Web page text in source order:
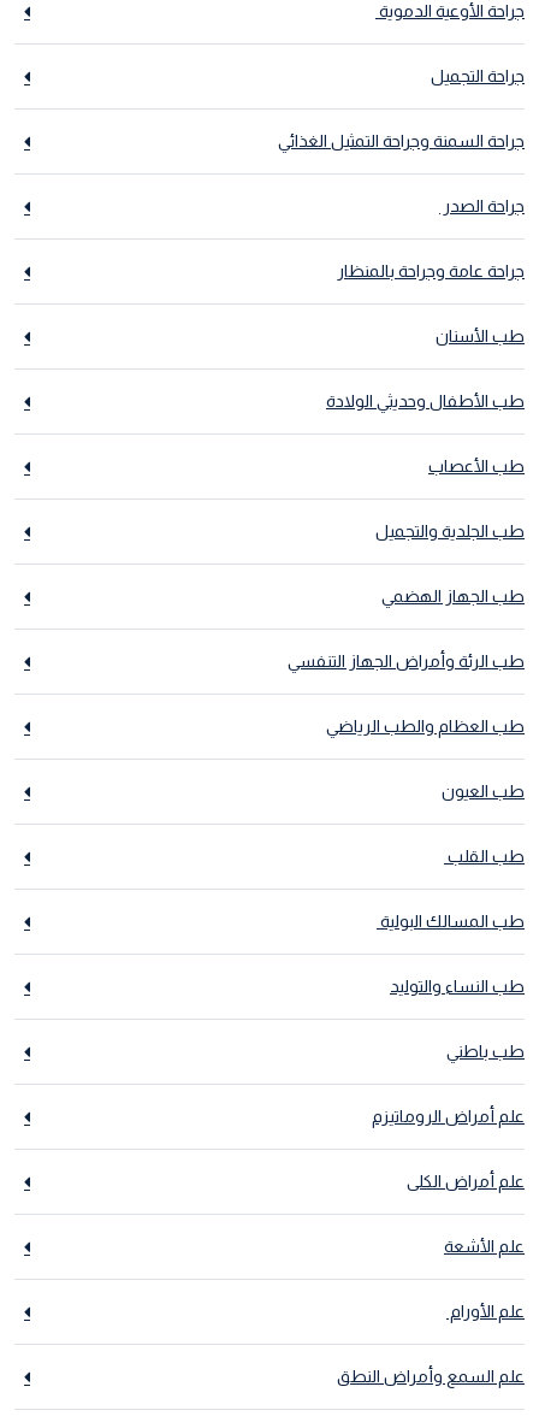
جراحة الأوعية الدموية
جراحة التجميل
جراحة السمنة وجراحة التمثيل الغذائي
جراحة الصدر
جراحة عامة وجراحة بالمنظار
طب الأسنان
طب الأطفال وحديثي الولادة
طب الأعصاب
طب الجلدية والتجميل
طب الجهاز الهضمي
طب الرئة وأمراض الجهاز التنفسي
طب العظام والطب الرياضي
طب العيون
طب القلب
طب المسالك البولية
طب النساء والتوليد
طب باطني
علم أمراض الروماتيزم
علم أمراض الكلى
علم الأشعة
علم الأورام
علم السمع وأمراض النطق